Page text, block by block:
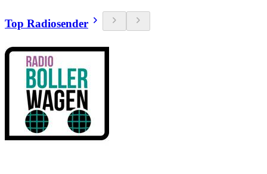
Top Radiosender